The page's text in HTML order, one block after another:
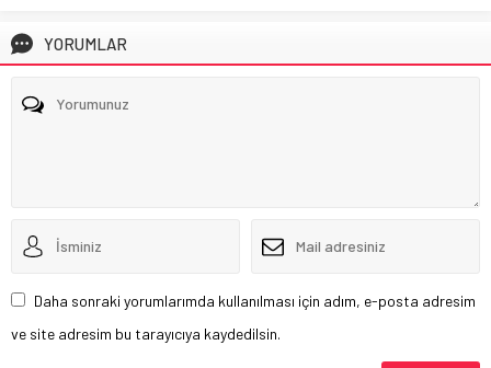
YORUMLAR
Daha sonraki yorumlarımda kullanılması için adım, e-posta adresim
ve site adresim bu tarayıcıya kaydedilsin.